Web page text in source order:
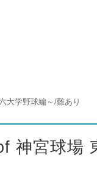
大学野球編～/難あり
神宮球場